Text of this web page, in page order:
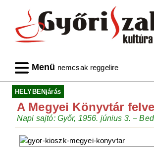
Menü nemcsak reggelire
HELYBENjárás
A Megyei Könyvtár
Napi sajtó: Győr, 1956. június 3. −